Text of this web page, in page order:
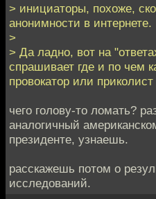
> инициаторы, похоже,
анонимности в интернете.
>
> Да ладно, вот на
спрашивает где и по чем
провокатор или
чего голову-то ломать?
аналогичный
президенте, узнаешь.
расскажешь потом о
исследований.